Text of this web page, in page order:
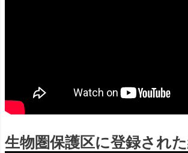
生物圏保護区に登録され